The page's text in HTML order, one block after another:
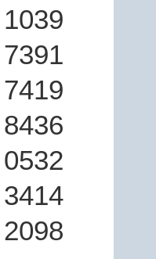
1039
7391
7419
8436
0532
3414
2098